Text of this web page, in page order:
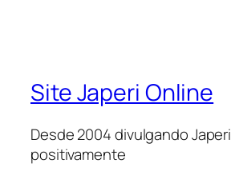
Site Japeri Online
Desde 2004 divulgando Japeri
positivamente